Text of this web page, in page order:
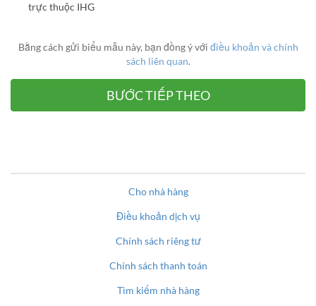
trực thuộc IHG
Bằng cách gửi biểu mẫu này, bạn đồng ý với điều khoản và chính
sách liên quan.
Cho nhà hàng
Điều khoản dịch vụ
Chính sách riêng tư
Chính sách thanh toán
Tìm kiếm nhà hàng